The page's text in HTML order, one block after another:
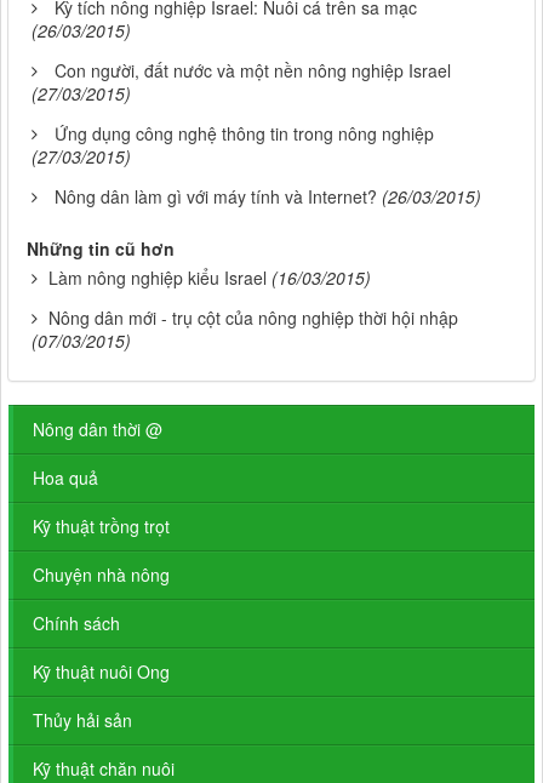
Kỳ tích nông nghiệp Israel: Nuôi cá trên sa mạc
(26/03/2015)
Con người, đất nước và một nền nông nghiệp Israel
(27/03/2015)
Ứng dụng công nghệ thông tin trong nông nghiệp
(27/03/2015)
Nông dân làm gì với máy tính và Internet? (26/03/2015)
Những tin cũ hơn
Làm nông nghiệp kiểu Israel (16/03/2015)
Nông dân mới - trụ cột của nông nghiệp thời hội nhập
(07/03/2015)
Nông dân thời @
Hoa quả
Kỹ thuật trồng trọt
Chuyện nhà nông
Chính sách
Kỹ thuật nuôi Ong
Thủy hải sản
Kỹ thuật chăn nuôi